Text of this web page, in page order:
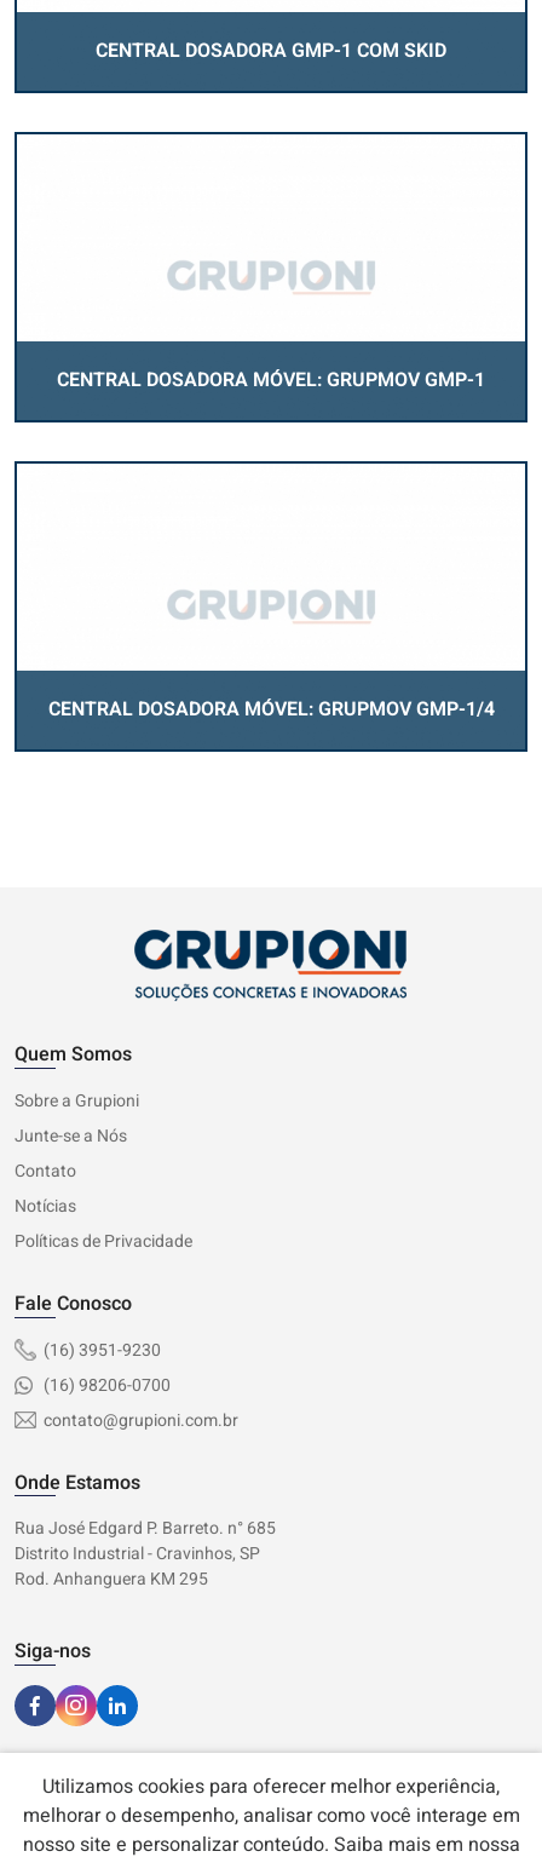
CENTRAL DOSADORA GMP-1 COM SKID
CENTRAL DOSADORA MÓVEL: GRUPMOV GMP-1
CENTRAL DOSADORA MÓVEL: GRUPMOV GMP-1/4
Quem Somos
Sobre a Grupioni
Junte-se a Nós
Contato
Notícias
Políticas de Privacidade
Fale Conosco
(16) 3951-9230
(16) 98206-0700
contato@grupioni.com.br
Onde Estamos
Rua José Edgard P. Barreto. n° 685
Distrito Industrial - Cravinhos, SP
Rod. Anhanguera KM 295
Siga-nos
Utilizamos cookies para oferecer melhor experiência,
melhorar o desempenho, analisar como você interage em
nosso site e personalizar conteúdo. Saiba mais em nossa